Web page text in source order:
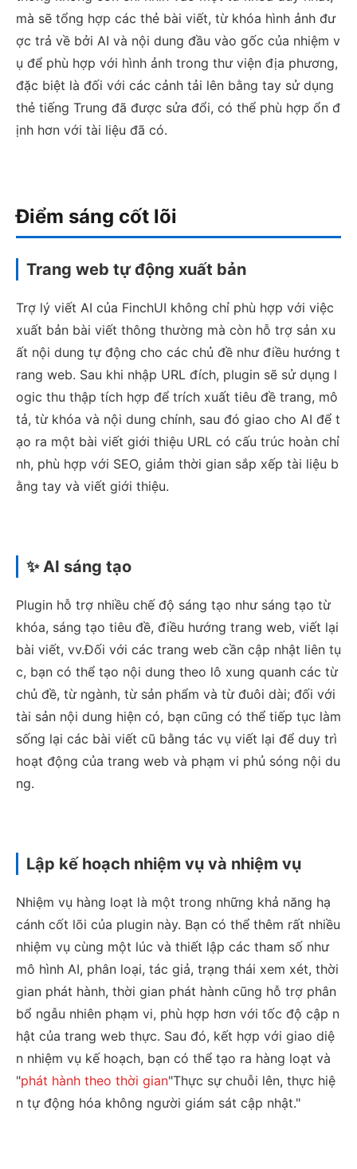
mà sẽ tổng hợp các thẻ bài viết, từ khóa hình ảnh đư
ợc trả về bởi AI và nội dung đầu vào gốc của nhiệm v
ụ để phù hợp với hình ảnh trong thư viện địa phương,
đặc biệt là đối với các cảnh tải lên bằng tay sử dụng
thẻ tiếng Trung đã được sửa đổi, có thể phù hợp ổn đ
ịnh hơn với tài liệu đã có.
Điểm sáng cốt lõi
Trang web tự động xuất bản
Trợ lý viết AI của FinchUI không chỉ phù hợp với việc
xuất bản bài viết thông thường mà còn hỗ trợ sản xu
ất nội dung tự động cho các chủ đề như điều hướng t
rang web. Sau khi nhập URL đích, plugin sẽ sử dụng l
ogic thu thập tích hợp để trích xuất tiêu đề trang, mô
tả, từ khóa và nội dung chính, sau đó giao cho AI để t
ạo ra một bài viết giới thiệu URL có cấu trúc hoàn chỉ
nh, phù hợp với SEO, giảm thời gian sắp xếp tài liệu b
ằng tay và viết giới thiệu.
✨ AI sáng tạo
Plugin hỗ trợ nhiều chế độ sáng tạo như sáng tạo từ
khóa, sáng tạo tiêu đề, điều hướng trang web, viết lại
bài viết, vv.Đối với các trang web cần cập nhật liên tụ
c, bạn có thể tạo nội dung theo lô xung quanh các từ
chủ đề, từ ngành, từ sản phẩm và từ đuôi dài; đối với
tài sản nội dung hiện có, bạn cũng có thể tiếp tục làm
sống lại các bài viết cũ bằng tác vụ viết lại để duy trì
hoạt động của trang web và phạm vi phủ sóng nội du
ng.
Lập kế hoạch nhiệm vụ và nhiệm vụ
Nhiệm vụ hàng loạt là một trong những khả năng hạ
cánh cốt lõi của plugin này. Bạn có thể thêm rất nhiều
nhiệm vụ cùng một lúc và thiết lập các tham số như
mô hình AI, phân loại, tác giả, trạng thái xem xét, thời
gian phát hành, thời gian phát hành cũng hỗ trợ phân
bổ ngẫu nhiên phạm vi, phù hợp hơn với tốc độ cập n
hật của trang web thực. Sau đó, kết hợp với giao diệ
n nhiệm vụ kế hoạch, bạn có thể tạo ra hàng loạt và
"phát hành theo thời gian"Thực sự chuỗi lên, thực hiệ
n tự động hóa không người giám sát cập nhật."